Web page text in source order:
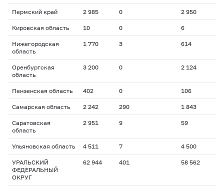
Пермский край 2 985 0 2 950
Кировская область 10 0 6
Нижегородская
область
1 770 3 614
Оренбургская
область
3 200 0 2 124
Пензенская область 402 0 106
Самарская область 2 242 290 1 843
Саратовская
область
2 951 9 59
Ульяновская область 4 511 7 4 500
УРАЛЬСКИЙ
ФЕДЕРАЛЬНЫЙ
ОКРУГ
62 944 401 58 562